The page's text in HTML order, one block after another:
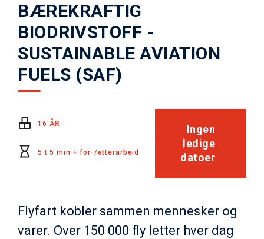
BÆREKRAFTIG
BIODRIVSTOFF -
SUSTAINABLE AVIATION
FUELS (SAF)
16 ÅR
5 t 5 min + for-/etterarbeid
Ingen
ledige
datoer
Flyfart kobler sammen mennesker og
varer. Over 150 000 fly letter hver dag